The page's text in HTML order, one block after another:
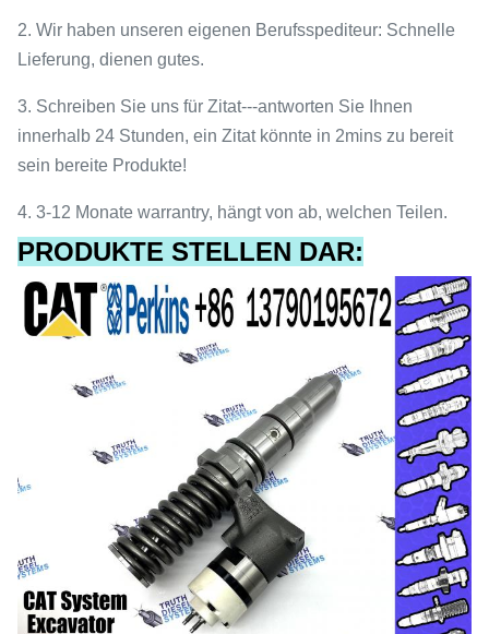
2. Wir haben unseren eigenen Berufsspediteur: Schnelle
Lieferung, dienen gutes.
3. Schreiben Sie uns für Zitat---antworten Sie Ihnen
innerhalb 24 Stunden, ein Zitat könnte in 2mins zu bereit
sein bereite Produkte!
4. 3-12 Monate warrantry, hängt von ab, welchen Teilen.
PRODUKTE STELLEN DAR: